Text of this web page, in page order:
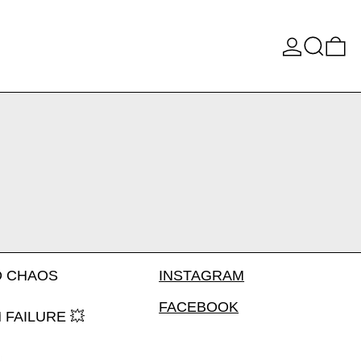
CHAOS
FAILURE 💥
INSTAGRAM
FACEBOOK